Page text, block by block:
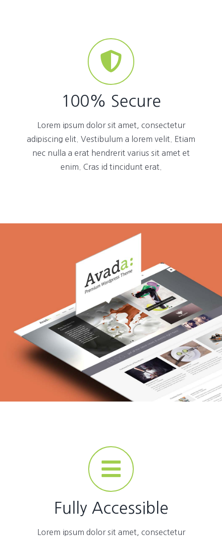
100% Secure
Lorem ipsum dolor sit amet, consectetur
adipiscing elit. Vestibulum a lorem velit. Etiam
nec nulla a erat hendrerit varius sit amet et
enim. Cras id tincidunt erat.
Fully Accessible
Lorem ipsum dolor sit amet, consectetur